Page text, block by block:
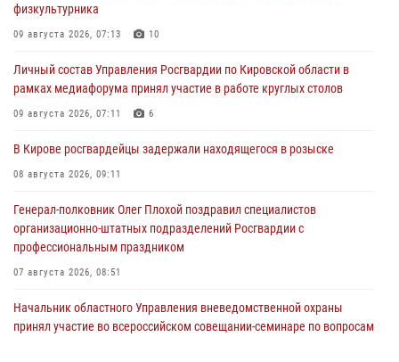
физкультурника
09 августа 2026, 07:13 10
Личный состав Управления Росгвардии по Кировской области в
рамках медиафорума принял участие в работе круглых столов
09 августа 2026, 07:11 6
В Кирове росгвардейцы задержали находящегося в розыске
08 августа 2026, 09:11
Генерал-полковник Олег Плохой поздравил специалистов
организационно-штатных подразделений Росгвардии с
профессиональным праздником
07 августа 2026, 08:51
Начальник областного Управления вневедомственной охраны
принял участие во всероссийском совещании-семинаре по вопросам